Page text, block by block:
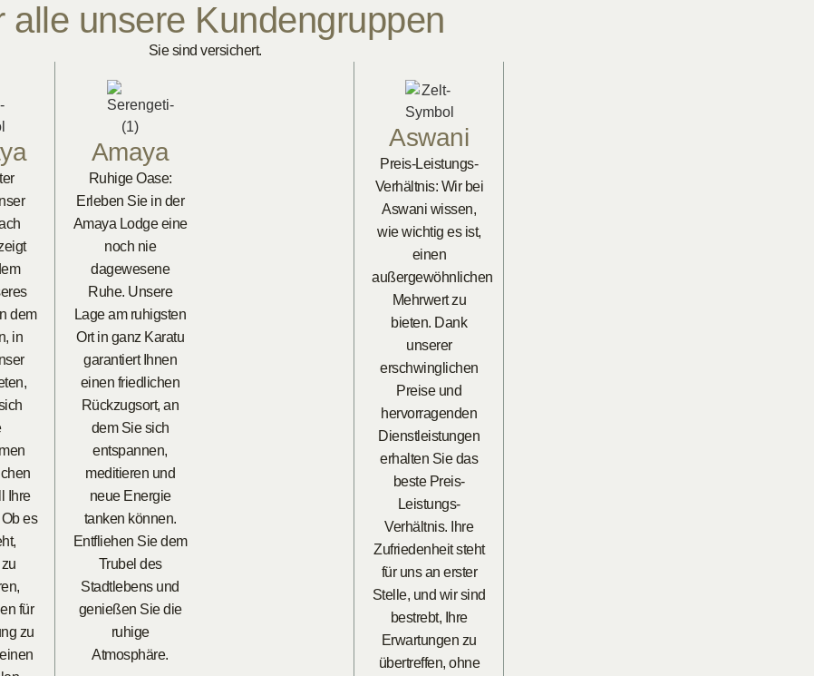
alle unsere Kundengruppen
Sie sind versichert.
dem
in
Ihre
es
für
zu
Amaya
Ruhige Oase:
Erleben Sie in der
Amaya Lodge eine
noch nie
dagewesene
Ruhe. Unsere
Lage am ruhigsten
Ort in ganz Karatu
garantiert Ihnen
einen friedlichen
Rückzugsort, an
dem Sie sich
entspannen,
meditieren und
neue Energie
tanken können.
Entfliehen Sie dem
Trubel des
Stadtlebens und
genießen Sie die
ruhige
Atmosphäre.
Aswani
Preis-Leistungs-
Verhältnis: Wir bei
Aswani wissen,
wie wichtig es ist,
einen
außergewöhnlichen
Mehrwert zu
bieten. Dank
unserer
erschwinglichen
Preise und
hervorragenden
Dienstleistungen
erhalten Sie das
beste Preis-
Leistungs-
Verhältnis. Ihre
Zufriedenheit steht
für uns an erster
Stelle, und wir sind
bestrebt, Ihre
Erwartungen zu
übertreffen, ohne